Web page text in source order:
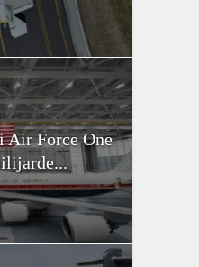
Air Force One